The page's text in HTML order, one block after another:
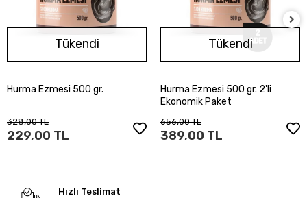
Stokta Yok
Tükendi
Hurma Ezmesi 500 gr.
328,00 TL
229,00 TL
Stokta Yok
Tükendi
Hurma Ezmesi 500 gr. 2'li
Ekonomik Paket
656,00 TL
389,00 TL
Hızlı Teslimat